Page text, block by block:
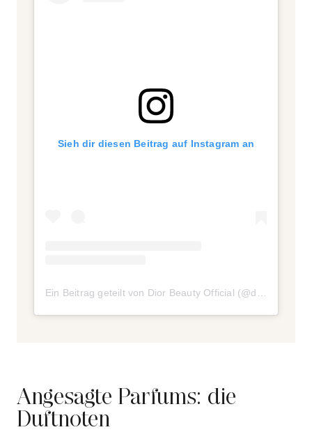
Sieh dir diesen Beitrag auf Instagram an
Angesagte Parfums: die
Duftnoten